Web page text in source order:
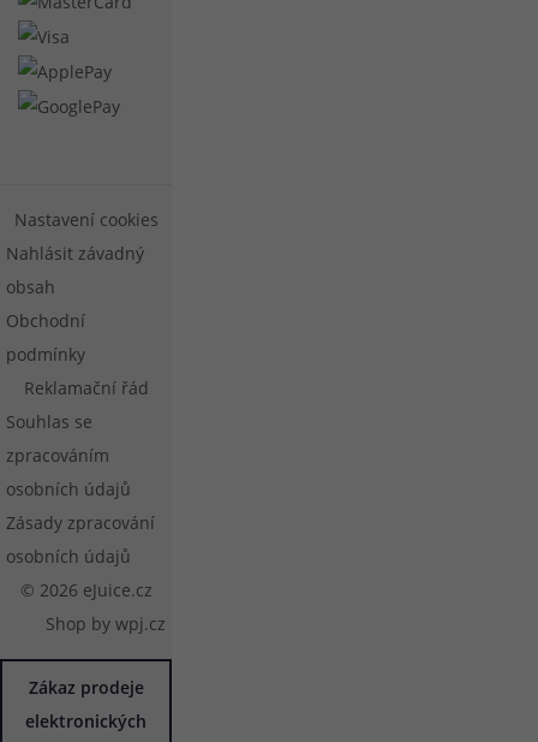
© 2026 eJuice.cz
Nastavení cookies
Nahlásit závadný
obsah
Obchodní
podmínky
Reklamační řád
Souhlas se
zpracováním
osobních údajů
Zásady zpracování
osobních údajů
Shop by wpj.cz
Zákaz prodeje
elektronických